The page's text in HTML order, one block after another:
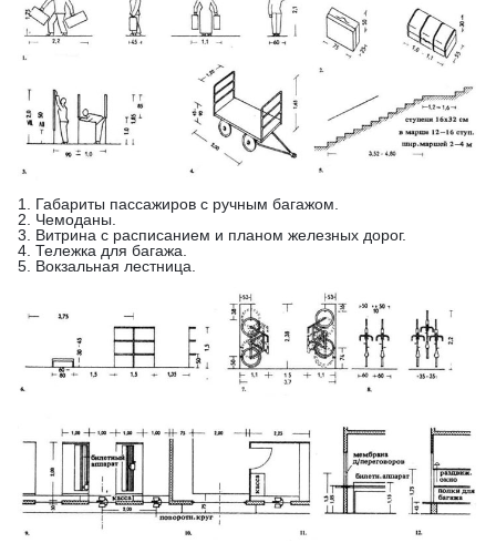
1. Габариты пассажиров с ручным багажом.
2. Чемоданы.
3. Витрина с расписанием и планом железных дорог.
4. Тележка для багажа.
5. Вокзальная лестница.